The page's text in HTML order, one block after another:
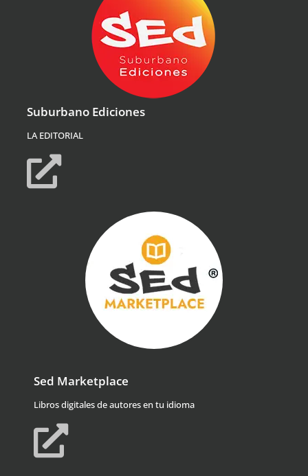
Suburbano Ediciones
LA EDITORIAL
Sed Marketplace
Libros digitales de autores en tu idioma